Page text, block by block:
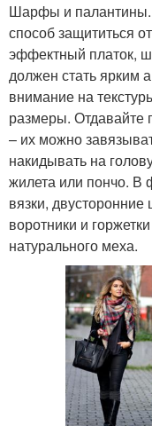
Шарфы и
способ защититься
эффектный платок,
должен стать ярким
внимание на
размеры. Отдавайте
– их можно
накидывать на
жилета или пончо. В
вязки,
воротники и
натурального меха.